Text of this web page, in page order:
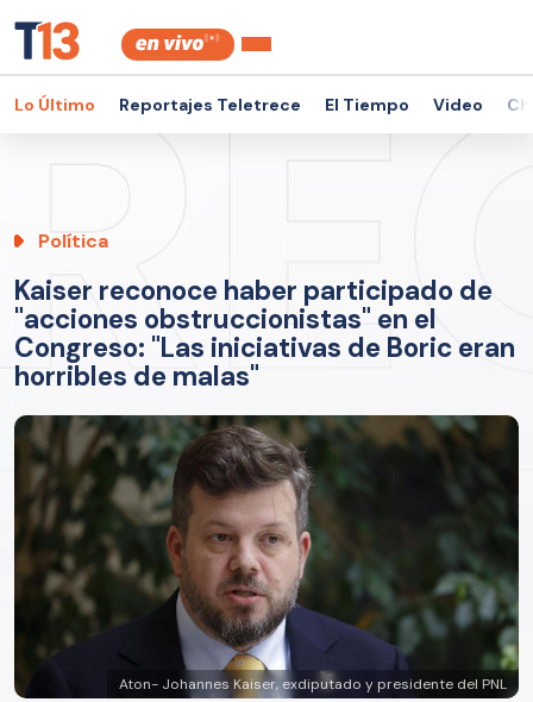
Lo Último Reportajes Teletrece El Tiempo Video
Política
Kaiser reconoce haber participado de
"acciones obstruccionistas" en el
Congreso: "Las iniciativas de Boric eran
horribles de malas"
Aton- Johannes Kaiser, exdiputado y presidente del PNL